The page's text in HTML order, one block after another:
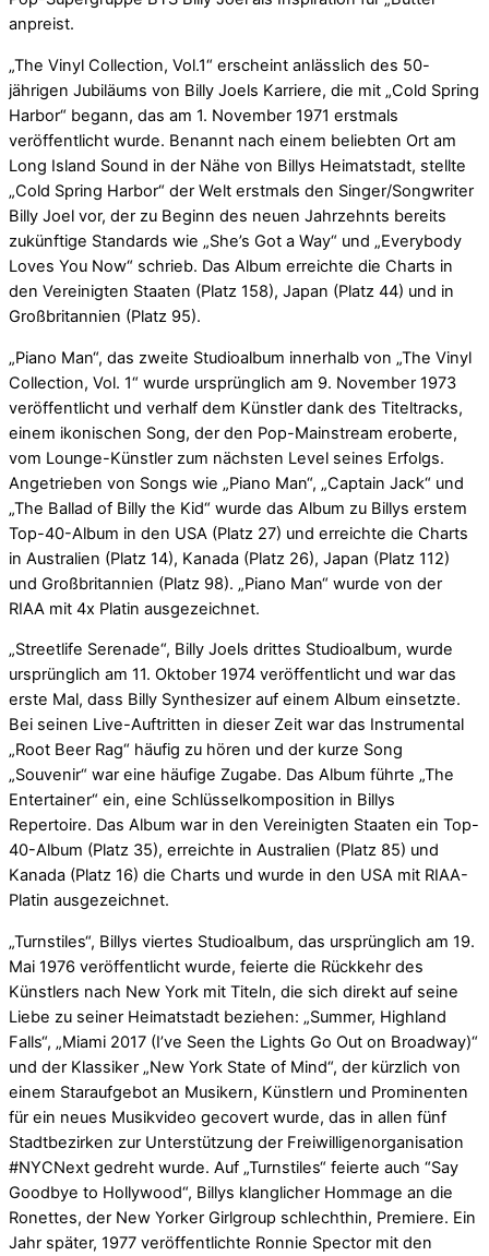
anpreist.
„The Vinyl Collection, Vol.1“ erscheint anlässlich des 50-
jährigen Jubiläums von Billy Joels Karriere, die mit „Cold Spring
Harbor“ begann, das am 1. November 1971 erstmals
veröffentlicht wurde. Benannt nach einem beliebten Ort am
Long Island Sound in der Nähe von Billys Heimatstadt, stellte
„Cold Spring Harbor“ der Welt erstmals den Singer/Songwriter
Billy Joel vor, der zu Beginn des neuen Jahrzehnts bereits
zukünftige Standards wie „She’s Got a Way“ und „Everybody
Loves You Now“ schrieb. Das Album erreichte die Charts in
den Vereinigten Staaten (Platz 158), Japan (Platz 44) und in
Großbritannien (Platz 95).
„Piano Man“, das zweite Studioalbum innerhalb von „The Vinyl
Collection, Vol. 1“ wurde ursprünglich am 9. November 1973
veröffentlicht und verhalf dem Künstler dank des Titeltracks,
einem ikonischen Song, der den Pop-Mainstream eroberte,
vom Lounge-Künstler zum nächsten Level seines Erfolgs.
Angetrieben von Songs wie „Piano Man“, „Captain Jack“ und
„The Ballad of Billy the Kid“ wurde das Album zu Billys erstem
Top-40-Album in den USA (Platz 27) und erreichte die Charts
in Australien (Platz 14), Kanada (Platz 26), Japan (Platz 112)
und Großbritannien (Platz 98). „Piano Man“ wurde von der
RIAA mit 4x Platin ausgezeichnet.
„Streetlife Serenade“, Billy Joels drittes Studioalbum, wurde
ursprünglich am 11. Oktober 1974 veröffentlicht und war das
erste Mal, dass Billy Synthesizer auf einem Album einsetzte.
Bei seinen Live-Auftritten in dieser Zeit war das Instrumental
„Root Beer Rag“ häufig zu hören und der kurze Song
„Souvenir“ war eine häufige Zugabe. Das Album führte „The
Entertainer“ ein, eine Schlüsselkomposition in Billys
Repertoire. Das Album war in den Vereinigten Staaten ein Top-
40-Album (Platz 35), erreichte in Australien (Platz 85) und
Kanada (Platz 16) die Charts und wurde in den USA mit RIAA-
Platin ausgezeichnet.
„Turnstiles“, Billys viertes Studioalbum, das ursprünglich am 19.
Mai 1976 veröffentlicht wurde, feierte die Rückkehr des
Künstlers nach New York mit Titeln, die sich direkt auf seine
Liebe zu seiner Heimatstadt beziehen: „Summer, Highland
Falls“, „Miami 2017 (I’ve Seen the Lights Go Out on Broadway)“
und der Klassiker „New York State of Mind“, der kürzlich von
einem Staraufgebot an Musikern, Künstlern und Prominenten
für ein neues Musikvideo gecovert wurde, das in allen fünf
Stadtbezirken zur Unterstützung der Freiwilligenorganisation
#NYCNext gedreht wurde. Auf „Turnstiles“ feierte auch “Say
Goodbye to Hollywood“, Billys klanglicher Hommage an die
Ronettes, der New Yorker Girlgroup schlechthin, Premiere. Ein
Jahr später, 1977 veröffentlichte Ronnie Spector mit den